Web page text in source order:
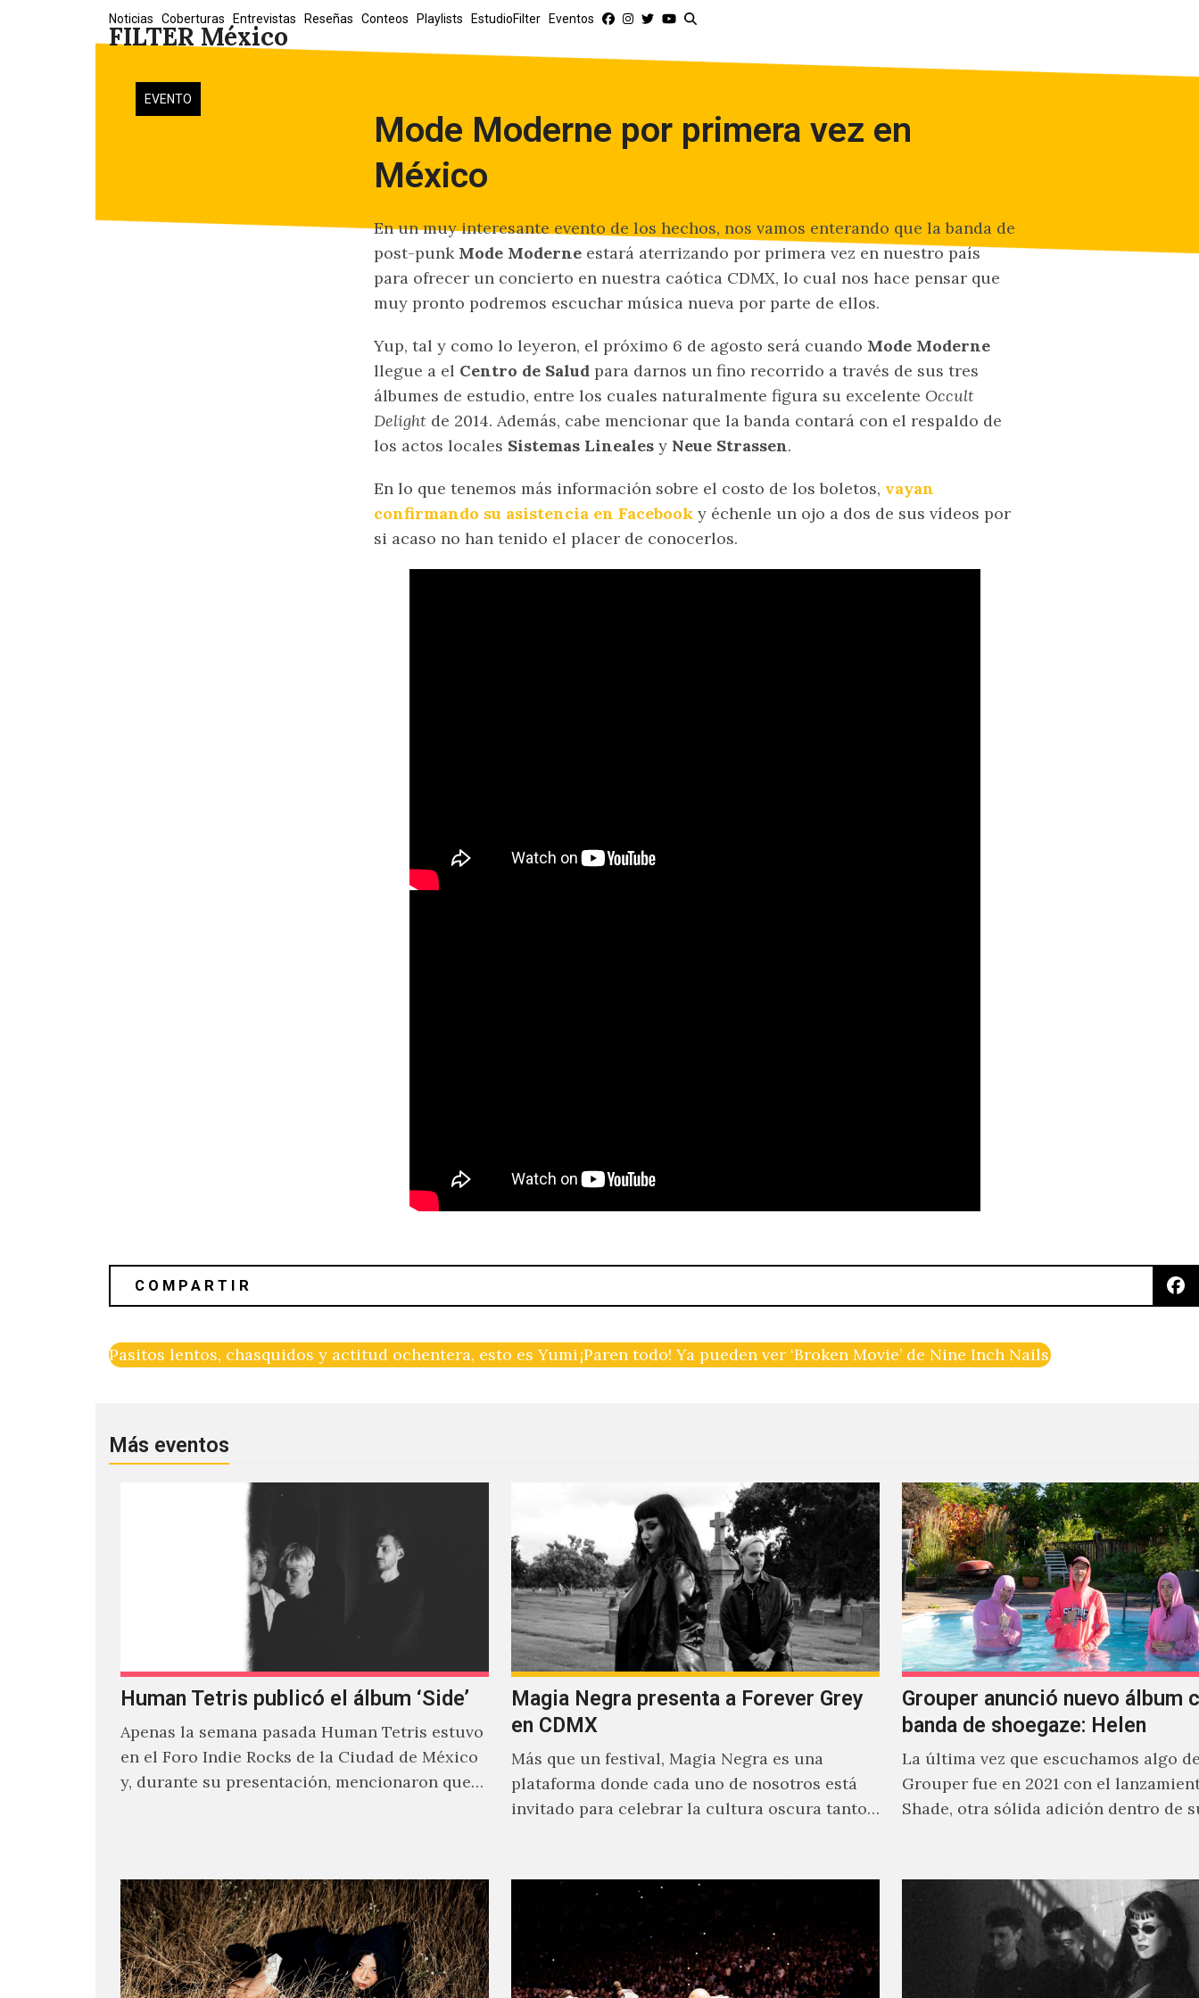
FILTER México
Noticias Coberturas Entrevistas Reseñas Conteos Playlists EstudioFilter Eventos
EVENTO
Mode Moderne por primera vez en
México
En un muy interesante evento de los hechos, nos vamos enterando que la banda de
post-punk Mode Moderne estará aterrizando por primera vez en nuestro país
para ofrecer un concierto en nuestra caótica CDMX, lo cual nos hace pensar que
muy pronto podremos escuchar música nueva por parte de ellos.
Yup, tal y como lo leyeron, el próximo 6 de agosto será cuando Mode Moderne
llegue a el Centro de Salud para darnos un fino recorrido a través de sus tres
álbumes de estudio, entre los cuales naturalmente figura su excelente Occult
Delight de 2014. Además, cabe mencionar que la banda contará con el respaldo de
los actos locales Sistemas Lineales y Neue Strassen.
En lo que tenemos más información sobre el costo de los boletos, vayan
confirmando su asistencia en Facebook y échenle un ojo a dos de sus vídeos por
si acaso no han tenido el placer de conocerlos.
Pasitos lentos, chasquidos y actitud ochentera, esto es Yumi Zouma¡Paren todo! Ya pueden ver ‘Broken Movie’ de Nine Inch Nails completito
Más eventos
Human Tetris publicó el álbum ‘Side’
Apenas la semana pasada Human Tetris estuvo
en el Foro Indie Rocks de la Ciudad de México
y, durante su presentación, mencionaron que
Magia Negra presenta a Forever Grey
en CDMX
Más que un festival, Magia Negra es una
plataforma donde cada uno de nosotros está
invitado para celebrar la cultura oscura tanto
Grouper anunció nuevo álbum
banda de shoegaze: Helen
La última vez que escuchamos algo
Grouper fue en 2021 con el
Shade, otra sólida adición dentro de